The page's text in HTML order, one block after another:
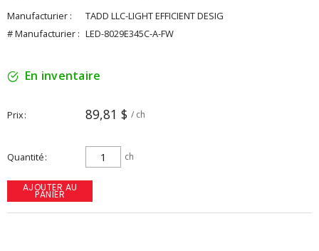
Manufacturier :
TADD LLC-LIGHT EFFICIENT DESIG
# Manufacturier : LED-8029E345C-A-FW
En inventaire
Prix 89,81 $ / ch
Quantité ch
AJOUTER AU
PANIER